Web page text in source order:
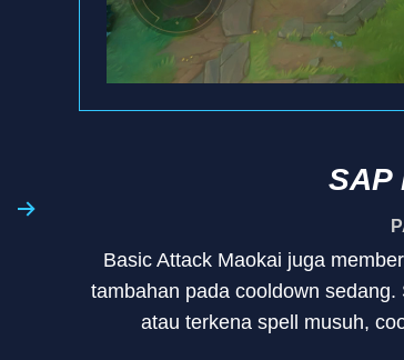
SAP
Basic Attack Maokai juga
tambahan pada cooldown
atau terkena spell musuh,